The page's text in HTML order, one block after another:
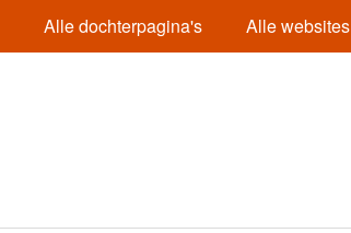
Alle dochterpagina's Alle websites